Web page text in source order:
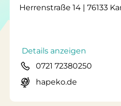
Herrenstraße 14 | 76133
Details anzeigen
0721 72380250
hapeko.de